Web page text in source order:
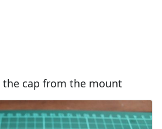
the cap from the mount